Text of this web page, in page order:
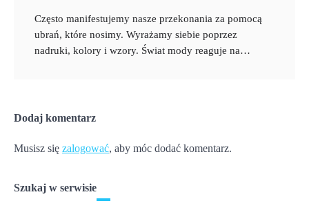
Często manifestujemy nasze przekonania za pomocą
ubrań, które nosimy. Wyrażamy siebie poprzez
nadruki, kolory i wzory. Świat mody reaguje na…
Dodaj komentarz
Musisz się zalogować, aby móc dodać komentarz.
Szukaj w serwisie